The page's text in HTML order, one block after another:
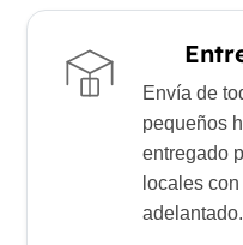
Envía de
pequeños
entregado
locales
adelantado.